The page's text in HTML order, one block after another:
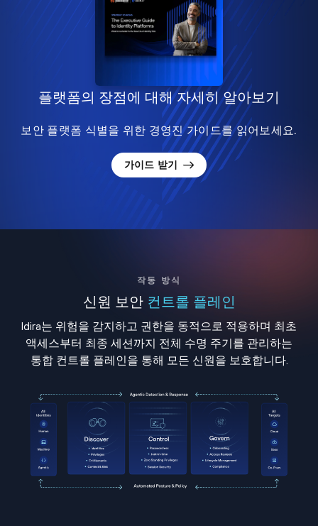
플랫폼의 장점에 대해 자세히 알아보기
보안 플랫폼 식별을 위한 경영진 가이드를 읽어보세요.
가이드 받기
작동 방식
신원 보안 컨트롤 플레인
Idira는 위험을 감지하고 권한을 동적으로 적용하며 최초
액세스부터 최종 세션까지 전체 수명 주기를 관리하는
통합 컨트롤 플레인을 통해 모든 신원을 보호합니다.